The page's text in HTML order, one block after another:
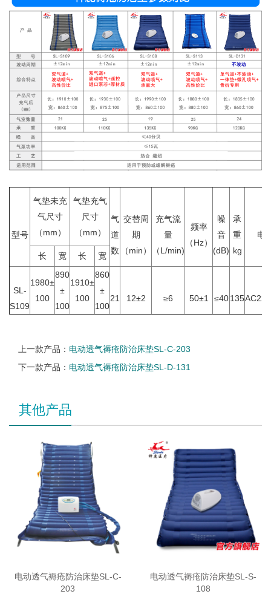
型号
气垫未充
气尺寸
（mm）
气垫充气
尺寸
（mm）
气
道
数
交替周
期
（min）
充气流
量
（L/min)
频率
（Hz）
噪
音
(dB)
承
重
kg
电
长 宽 长 宽
SL-
S109
1980±
100
890
±
100
1910±
100
860
±
100
21 12±2 ≥6 50±1 ≤40 135
上一款产品： 电动透气褥疮防治床垫SL-C-203
下一款产品： 电动透气褥疮防治床垫SL-D-131
其他产品
电动透气褥疮防治床垫SL-C-
203
电动透气褥疮防治床垫SL-S-
108